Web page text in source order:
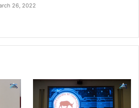
26, 2022